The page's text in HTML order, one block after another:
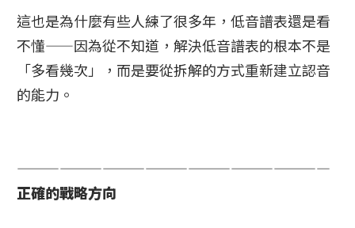
這也是為什麼有些人練了很多年，低音譜表還是看
不懂——因為從不知道，解決低音譜表的根本不是
「多看幾次」，而是要從拆解的方式重新建立認音
的能力。
——————————————————————
正確的戰略方向